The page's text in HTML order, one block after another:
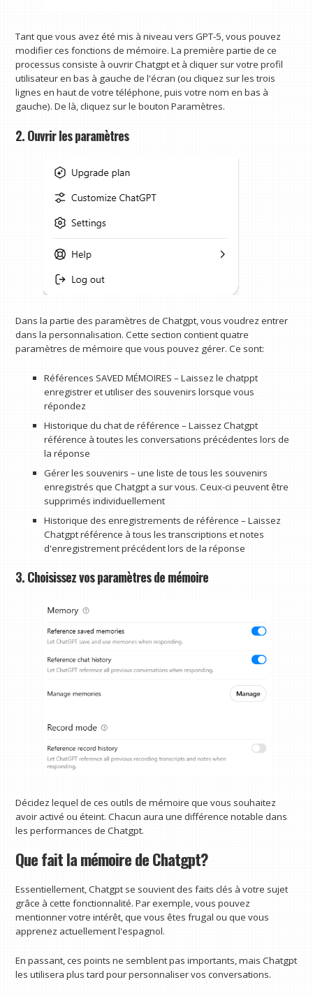
Tant que vous avez été mis à niveau vers GPT-5, vous pouvez
modifier ces fonctions de mémoire. La première partie de ce
processus consiste à ouvrir Chatgpt et à cliquer sur votre profil
utilisateur en bas à gauche de l'écran (ou cliquez sur les trois
lignes en haut de votre téléphone, puis votre nom en bas à
gauche). De là, cliquez sur le bouton Paramètres.
2. Ouvrir les paramètres
Dans la partie des paramètres de Chatgpt, vous voudrez entrer
dans la personnalisation. Cette section contient quatre
paramètres de mémoire que vous pouvez gérer. Ce sont:
Références SAVED MÉMOIRES – Laissez le chatppt
enregistrer et utiliser des souvenirs lorsque vous
répondez
Historique du chat de référence – Laissez Chatgpt
référence à toutes les conversations précédentes lors de
la réponse
Gérer les souvenirs – une liste de tous les souvenirs
enregistrés que Chatgpt a sur vous. Ceux-ci peuvent être
supprimés individuellement
Historique des enregistrements de référence – Laissez
Chatgpt référence à tous les transcriptions et notes
d'enregistrement précédent lors de la réponse
3. Choisissez vos paramètres de mémoire
Décidez lequel de ces outils de mémoire que vous souhaitez
avoir activé ou éteint. Chacun aura une différence notable dans
les performances de Chatgpt.
Que fait la mémoire de Chatgpt?
Essentiellement, Chatgpt se souvient des faits clés à votre sujet
grâce à cette fonctionnalité. Par exemple, vous pouvez
mentionner votre intérêt, que vous êtes frugal ou que vous
apprenez actuellement l'espagnol.
En passant, ces points ne semblent pas importants, mais Chatgpt
les utilisera plus tard pour personnaliser vos conversations.